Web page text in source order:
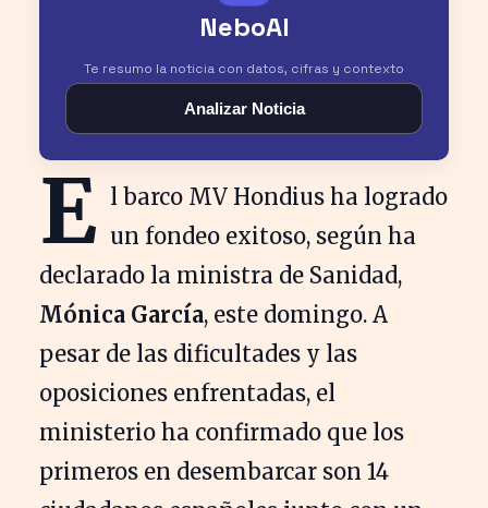
NeboAI
Te resumo la noticia con datos, cifras y contexto
Analizar Noticia
E l barco MV Hondius ha logrado
un fondeo exitoso, según ha
declarado la ministra de Sanidad,
Mónica García, este domingo. A
pesar de las dificultades y las
oposiciones enfrentadas, el
ministerio ha confirmado que los
primeros en desembarcar son 14